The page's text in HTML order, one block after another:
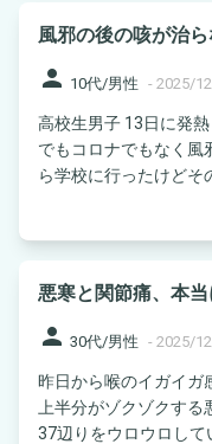
風邪の後の咳が治
person 10代/男性 - 2025/
高校生男子 13日に発
でもコロナでもなく風
ら学校に行ったけどそ
悪寒と関節痛、本
person 30代/男性 - 2025/
昨日から喉のイガイガ
上半分がゾクゾクす
37辺りをウロウロして